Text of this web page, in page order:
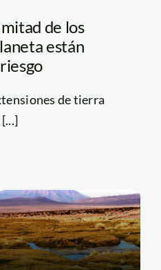
de los
están
de tierra